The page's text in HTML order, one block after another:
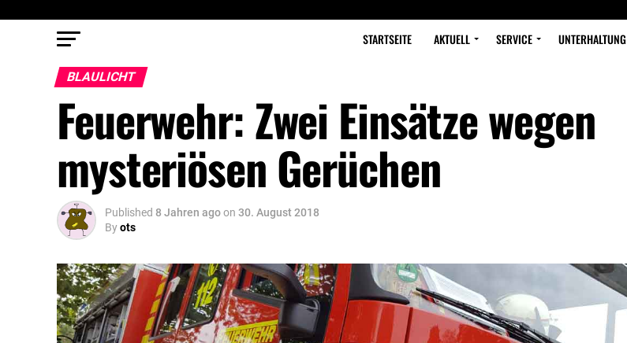
STARTSEITE AKTUELL SERVICE UNTERHALTUNG
BLAULICHT
Feuerwehr: Zwei Einsätze wegen
mysteriösen Gerüchen
Published 8 Jahren agoon 30. August 2018
Byots